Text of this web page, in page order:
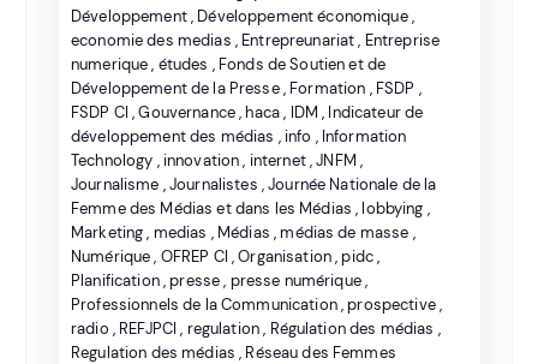
Développement, Développement économique,
economie des medias , Entrepreunariat, Entreprise
numerique, études , Fonds de Soutien et de
Développement de la Presse, Formation , FSDP ,
FSDP CI ,Gouvernance,haca, IDM , Indicateur de
développement des médias , info , Information
Technology , innovation, internet,JNFM ,
Journalisme ,Journalistes ,Journée Nationale de la
Femme des Médias et dans les Médias ,lobbying ,
Marketing, medias , Médias ,médias de masse ,
Numérique, OFREP CI ,Organisation,pidc,
Planification,presse, presse numérique,
Professionnels de la Communication,prospective,
radio , REFJPCI , regulation, Régulation des médias ,
Regulation des médias , Réseau des Femmes